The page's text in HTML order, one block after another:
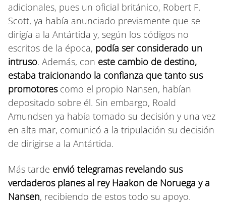
adicionales, pues un oficial británico, Robert F.
Scott, ya había anunciado previamente que se
dirigía a la Antártida y, según los códigos no
escritos de la época, podía ser considerado un
intruso. Además, con este cambio de destino,
estaba traicionando la confianza que tanto sus
promotorescomo el propio Nansen, habían
depositado sobre él. Sin embargo, Roald
Amundsen ya había tomado su decisión y una vez
en alta mar, comunicó a la tripulación su decisión
de dirigirse a la Antártida.
Más tarde envió telegramas revelando sus
verdaderos planes al rey Haakon de Noruega y a
Nansen, recibiendo de estos todo su apoyo.